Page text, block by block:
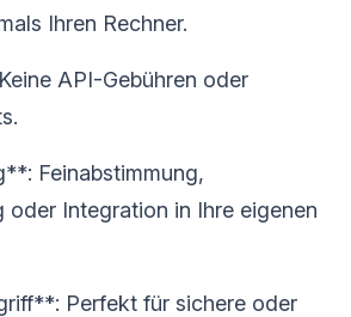
Ihren Rechner.
API-Gebühren oder
Feinabstimmung,
oder Integration in Ihre eigenen
Perfekt für sichere oder